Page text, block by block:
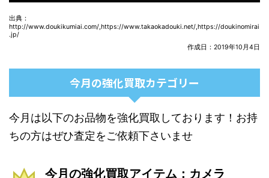
出典：
http://www.doukikumiai.com/,https://www.takaokadouki.net/,https://doukinomirai
.jp/
作成日：2019年10月4日
今月の強化買取カテゴリー
今月は以下のお品物を強化買取しております！お持
ちの方はぜひ査定をご依頼下さいませ
今月の強化買取アイテム：カメラ